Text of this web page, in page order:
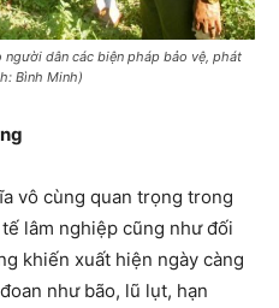
dân các biện pháp bảo vệ, phát
Bình Minh)
vô cùng quan trọng trong
lâm nghiệp cũng như đối
khiến xuất hiện ngày càng
như bão, lũ lụt, hạn